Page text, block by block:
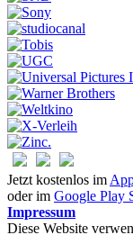
Jetzt kostenlos im
oder im Google Play
Impressum
Diese Website